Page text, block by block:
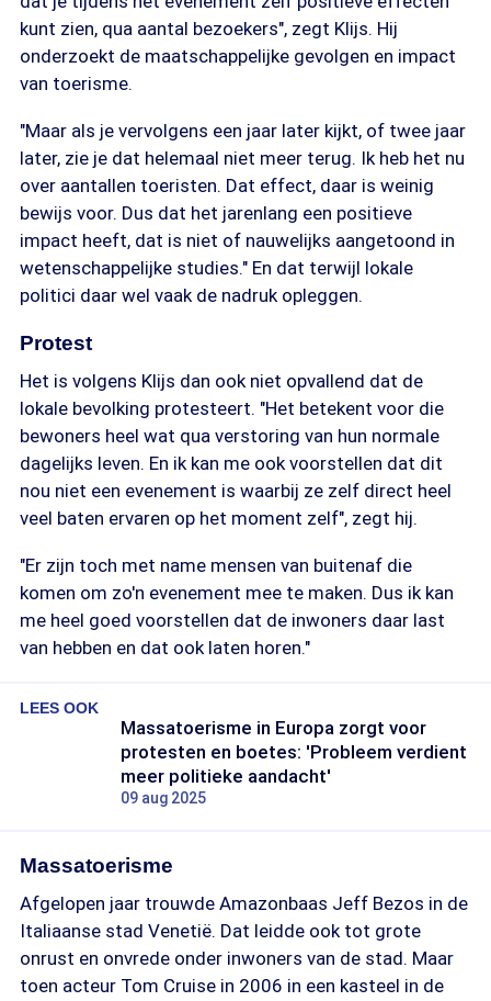
kunt zien, qua aantal bezoekers", zegt Klijs. Hij
onderzoekt de maatschappelijke gevolgen en impact
van toerisme.
"Maar als je vervolgens een jaar later kijkt, of twee jaar
later, zie je dat helemaal niet meer terug. Ik heb het nu
over aantallen toeristen. Dat effect, daar is weinig
bewijs voor. Dus dat het jarenlang een positieve
impact heeft, dat is niet of nauwelijks aangetoond in
wetenschappelijke studies." En dat terwijl lokale
politici daar wel vaak de nadruk opleggen.
Protest
Het is volgens Klijs dan ook niet opvallend dat de
lokale bevolking protesteert. "Het betekent voor die
bewoners heel wat qua verstoring van hun normale
dagelijks leven. En ik kan me ook voorstellen dat dit
nou niet een evenement is waarbij ze zelf direct heel
veel baten ervaren op het moment zelf", zegt hij.
"Er zijn toch met name mensen van buitenaf die
komen om zo'n evenement mee te maken. Dus ik kan
me heel goed voorstellen dat de inwoners daar last
van hebben en dat ook laten horen."
LEES OOK
Massatoerisme in Europa zorgt voor
protesten en boetes: 'Probleem verdient
meer politieke aandacht'
09 aug 2025
Massatoerisme
Afgelopen jaar trouwde Amazonbaas Jeff Bezos in de
Italiaanse stad Venetië. Dat leidde ook tot grote
onrust en onvrede onder inwoners van de stad. Maar
toen acteur Tom Cruise in 2006 in een kasteel in de